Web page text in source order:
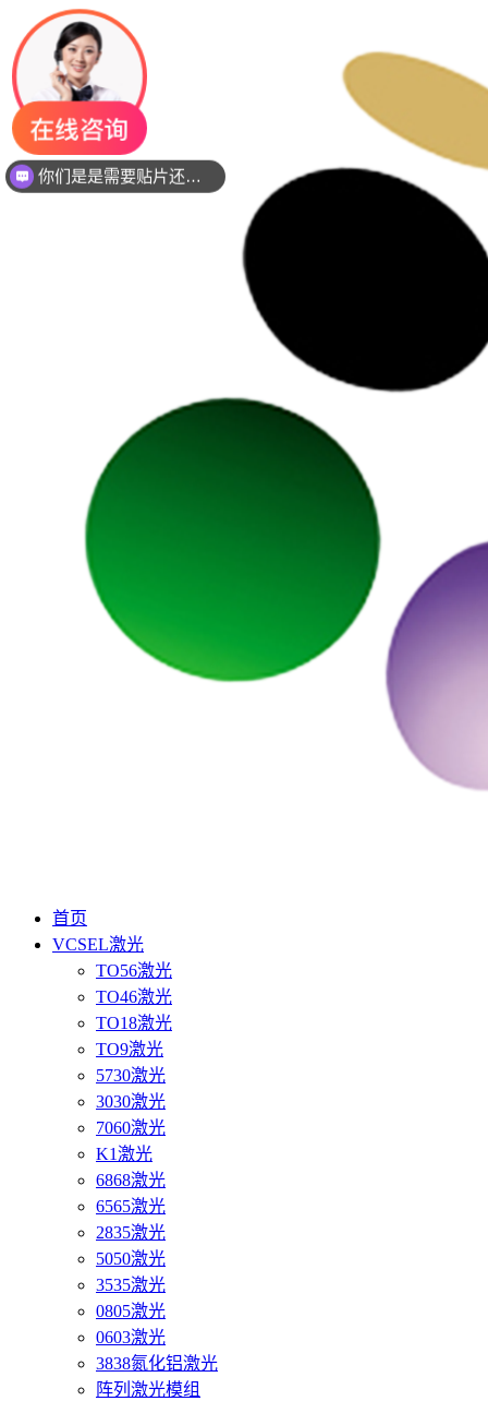
首页
VCSEL激光
TO56激光
TO46激光
TO18激光
TO9激光
5730激光
3030激光
7060激光
K1激光
6868激光
6565激光
2835激光
5050激光
3535激光
0805激光
0603激光
3838氮化铝激光
阵列激光模组
你们是是需要贴片还是插件灯珠呢？